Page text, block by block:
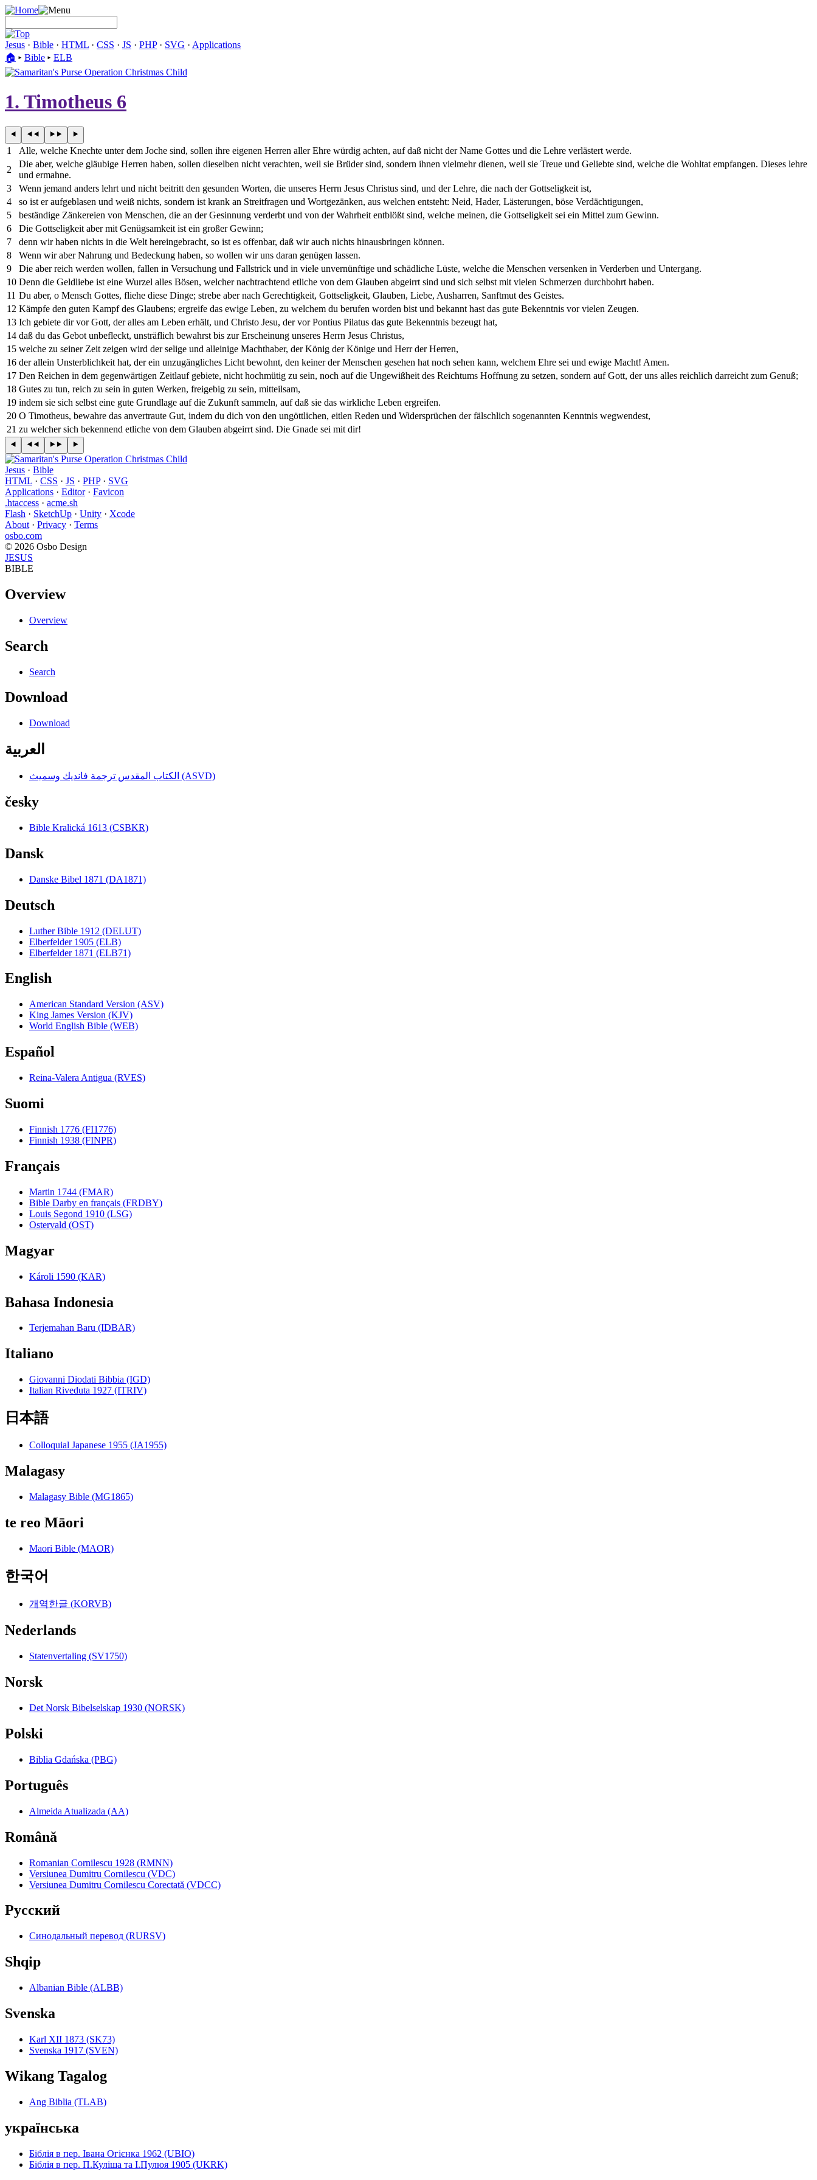
Jesus · Bible · HTML · CSS · JS · PHP· SVG · Applications
🏠︎ ▸ Bible ▸ ELB
1. Timotheus 6
1
Alle, welche Knechte unter dem Joche sind, sollen ihre eigenen Herren aller Ehre würdig achten, auf daß nicht der Name Gottes und die Lehre verlästert werde.
2
Die aber, welche gläubige Herren haben, sollen dieselben nicht verachten, weil sie Brüder sind, sondern ihnen vielmehr dienen, weil sie Treue und Geliebte sind, welche die Wohltat empfangen. Dieses lehre
und ermahne.
3
Wenn jemand anders lehrt und nicht beitritt den gesunden Worten, die unseres Herrn Jesus Christus sind, und der Lehre, die nach der Gottseligkeit ist,
4
so ist er aufgeblasen und weiß nichts, sondern ist krank an Streitfragen und Wortgezänken, aus welchen entsteht: Neid, Hader, Lästerungen, böse Verdächtigungen,
5
beständige Zänkereien von Menschen, die an der Gesinnung verderbt und von der Wahrheit entblößt sind, welche meinen, die Gottseligkeit sei ein Mittel zum Gewinn.
6
Die Gottseligkeit aber mit Genügsamkeit ist ein großer Gewinn;
7
denn wir haben nichts in die Welt hereingebracht, so ist es offenbar, daß wir auch nichts hinausbringen können.
8
Wenn wir aber Nahrung und Bedeckung haben, so wollen wir uns daran genügen lassen.
9
Die aber reich werden wollen, fallen in Versuchung und Fallstrick und in viele unvernünftige und schädliche Lüste, welche die Menschen versenken in Verderben und Untergang.
10 Denn die Geldliebe ist eine Wurzel alles Bösen, welcher nachtrachtend etliche von dem Glauben abgeirrt sind und sich selbst mit vielen Schmerzen durchbohrt haben.
11 Du aber, o Mensch Gottes, fliehe diese Dinge; strebe aber nach Gerechtigkeit, Gottseligkeit, Glauben, Liebe, Ausharren, Sanftmut des Geistes.
12 Kämpfe den guten Kampf des Glaubens; ergreife das ewige Leben, zu welchem du berufen worden bist und bekannt hast das gute Bekenntnis vor vielen Zeugen.
13 Ich gebiete dir vor Gott, der alles am Leben erhält, und Christo Jesu, der vor Pontius Pilatus das gute Bekenntnis bezeugt hat,
14 daß du das Gebot unbefleckt, unsträflich bewahrst bis zur Erscheinung unseres Herrn Jesus Christus,
15 welche zu seiner Zeit zeigen wird der selige und alleinige Machthaber, der König der Könige und Herr der Herren,
16 der allein Unsterblichkeit hat, der ein unzugängliches Licht bewohnt, den keiner der Menschen gesehen hat noch sehen kann, welchem Ehre sei und ewige Macht! Amen.
17 Den Reichen in dem gegenwärtigen Zeitlauf gebiete, nicht hochmütig zu sein, noch auf die Ungewißheit des Reichtums Hoffnung zu setzen, sondern auf Gott, der uns alles reichlich darreicht zum Genuß;
18 Gutes zu tun, reich zu sein in guten Werken, freigebig zu sein, mitteilsam,
19 indem sie sich selbst eine gute Grundlage auf die Zukunft sammeln, auf daß sie das wirkliche Leben ergreifen.
20 O Timotheus, bewahre das anvertraute Gut, indem du dich von den ungöttlichen, eitlen Reden und Widersprüchen der fälschlich sogenannten Kenntnis wegwendest,
21 zu welcher sich bekennend etliche von dem Glauben abgeirrt sind. Die Gnade sei mit dir!
Jesus · Bible
HTML · CSS · JS · PHP· SVG
Applications · Editor· Favicon
.htaccess · acme.sh
Flash · SketchUp · Unity · Xcode
About · Privacy · Terms
osbo.com
© 2026 Osbo Design
JESUS
BIBLE
Overview
Overview
Search
Search
Download
Download
العربية
الكتاب المقدس ترجمة فانديك وسميث (ASVD)
česky
Bible Kralická 1613 (CSBKR)
Dansk
Danske Bibel 1871 (DA1871)
Deutsch
Luther Bible 1912 (DELUT)
Elberfelder 1905 (ELB)
Elberfelder 1871 (ELB71)
English
American Standard Version (ASV)
King James Version (KJV)
World English Bible (WEB)
Español
Reina-Valera Antigua (RVES)
Suomi
Finnish 1776 (FI1776)
Finnish 1938 (FINPR)
Français
Martin 1744 (FMAR)
Bible Darby en français (FRDBY)
Louis Segond 1910 (LSG)
Ostervald (OST)
Magyar
Károli 1590 (KAR)
Bahasa Indonesia
Terjemahan Baru (IDBAR)
Italiano
Giovanni Diodati Bibbia (IGD)
Italian Riveduta 1927 (ITRIV)
日本語
Colloquial Japanese 1955 (JA1955)
Malagasy
Malagasy Bible (MG1865)
te reo Māori
Maori Bible (MAOR)
한국어
개역한글 (KORVB)
Nederlands
Statenvertaling (SV1750)
Norsk
Det Norsk Bibelselskap 1930 (NORSK)
Polski
Biblia Gdańska (PBG)
Português
Almeida Atualizada (AA)
Română
Romanian Cornilescu 1928 (RMNN)
Versiunea Dumitru Cornilescu (VDC)
Versiunea Dumitru Cornilescu Corectată (VDCC)
Pyccкий
Синодальный перевод (RURSV)
Shqip
Albanian Bible (ALBB)
Svenska
Karl XII 1873 (SK73)
Svenska 1917 (SVEN)
Wikang Tagalog
Ang Biblia (TLAB)
українська
Біблія в пер. Івана Огієнка 1962 (UBIO)
Біблія в пер. П.Куліша та І.Пулюя 1905 (UKRK)